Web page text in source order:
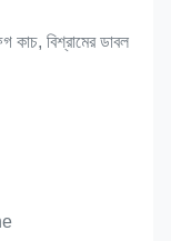
কাচ, বিশ্রামের ডাবল